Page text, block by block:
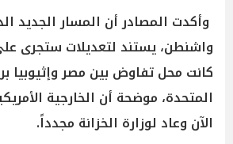
وأكدت المصادر أن المسار الجديد
واشنطن، يستند لتعديلات ستجرى
كانت محل تفاوض بين مصر وإثيوبيا
المتحدة، موضحة أن الخارجية
الآن وعاد لوزارة الخزانة مجدداً.